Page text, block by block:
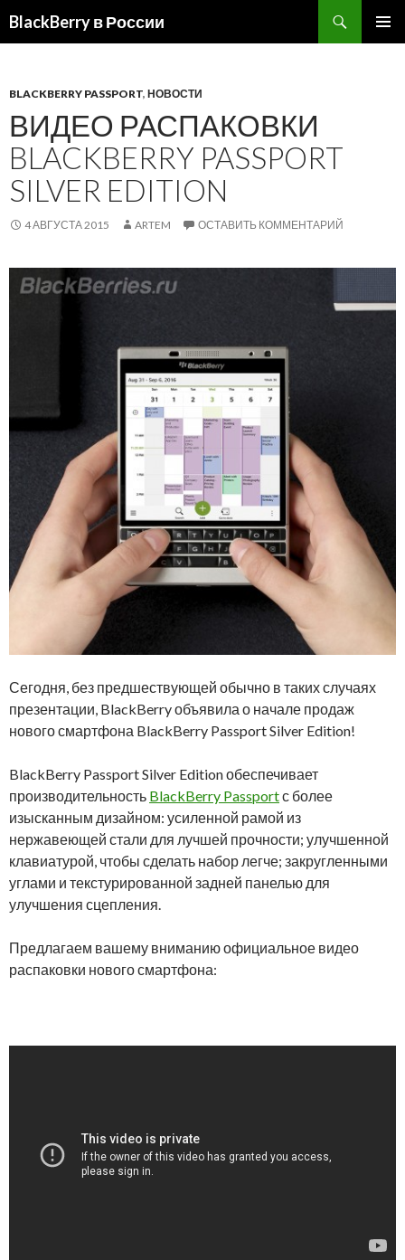
BlackBerry в России
BLACKBERRY PASSPORT, НОВОСТИ
ВИДЕО РАСПАКОВКИ
BLACKBERRY PASSPORT
SILVER EDITION
4 АВГУСТА 2015 ARTEM ОСТАВИТЬ КОММЕНТАРИЙ
Сегодня, без предшествующей обычно в таких случаях
презентации, BlackBerry объявила о начале продаж
нового смартфона BlackBerry Passport Silver Edition!
BlackBerry Passport Silver Edition обеспечивает
производительность BlackBerry Passportс более
изысканным дизайном: усиленной рамой из
нержавеющей стали для лучшей прочности; улучшенной
клавиатурой, чтобы сделать набор легче; закругленными
углами и текстурированной задней панелью для
улучшения сцепления.
Предлагаем вашему вниманию официальное видео
распаковки нового смартфона: